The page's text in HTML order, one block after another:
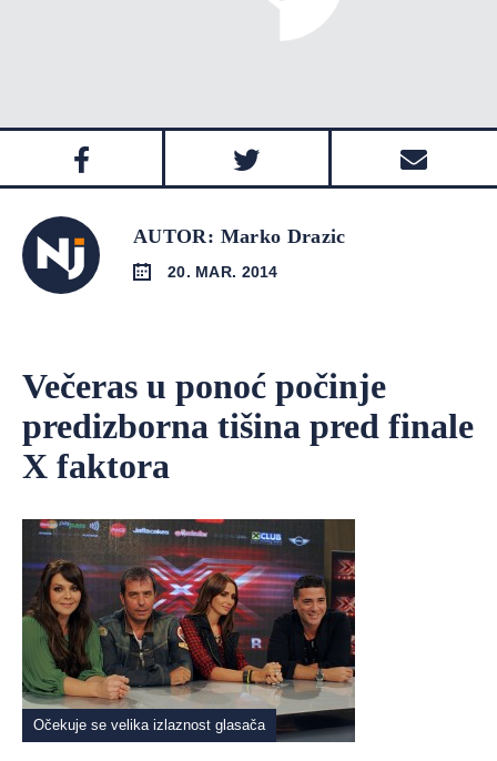
AUTOR: Marko Drazic
20. MAR. 2014
Večeras u ponoć počinje
predizborna tišina pred finale
X faktora
Očekuje se velika izlaznost glasača